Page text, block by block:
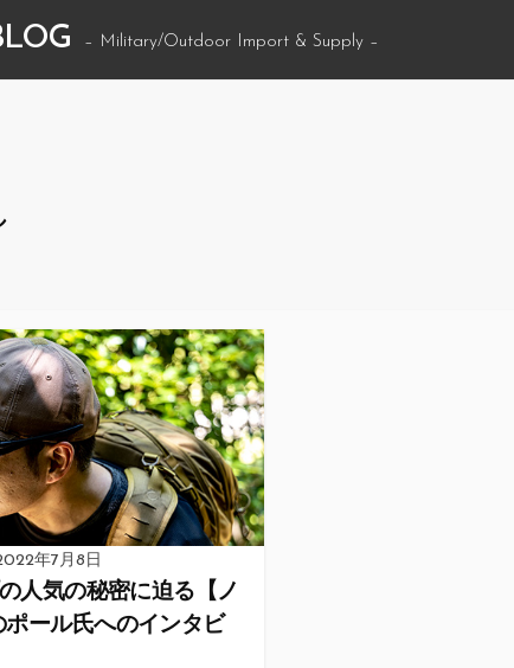
– Military/Outdoor Import & Supply –
年7月8日
人気の秘密に迫る【ノ
ポール氏へのインタビ